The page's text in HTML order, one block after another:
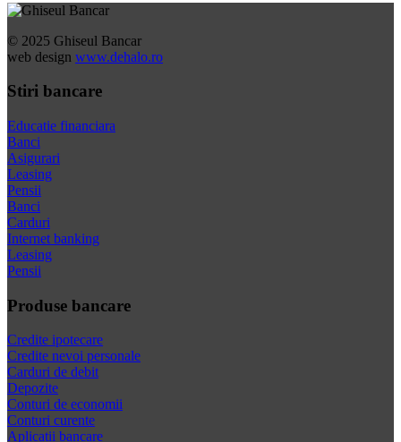
© 2025 Ghiseul Bancar
web design www.dehalo.ro
Stiri bancare
Educatie financiara
Banci
Asigurari
Leasing
Pensii
Banci
Carduri
Internet banking
Leasing
Pensii
Produse bancare
Credite ipotecare
Credite nevoi personale
Carduri de debit
Depozite
Conturi de economii
Conturi curente
Aplicatii bancare